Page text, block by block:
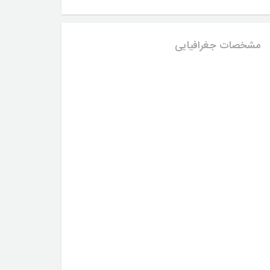
مشخصات جغرافیایی